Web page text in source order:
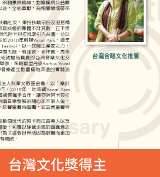
台灣文化獎得主